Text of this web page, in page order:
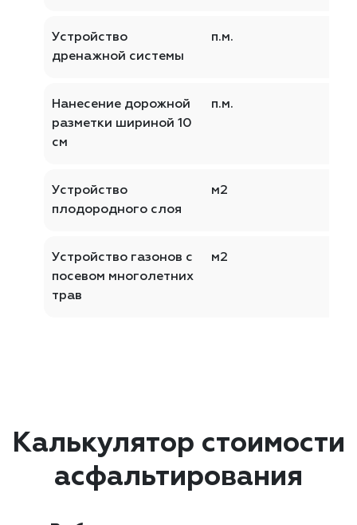
Устройство
дренажной системы
п.м.
Нанесение дорожной
разметки шириной 10
см
п.м.
Устройство
плодородного слоя
м2
Устройство газонов с
посевом многолетних
трав
м2
Калькулятор стоимости
асфальтирования